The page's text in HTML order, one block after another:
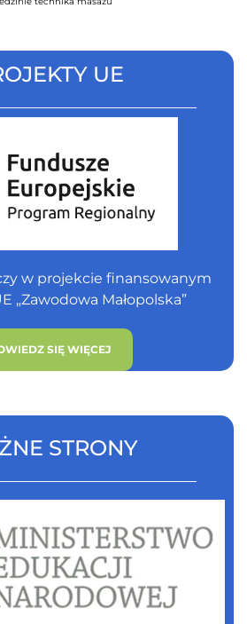
UE
w projekcie finansowanym
„Zawodowa Małopolska”
SIĘ WIĘCEJ
STRONY